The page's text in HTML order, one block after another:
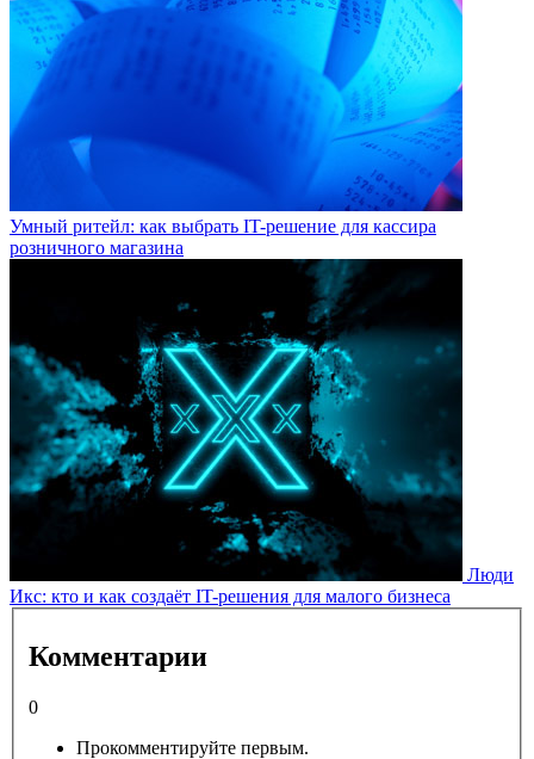
Умный ритейл: как выбрать IT-решение для кассира
розничного магазина
Люди
Икс: кто и как создаёт IT-решения для малого бизнеса
Комментарии
0
Прокомментируйте первым.